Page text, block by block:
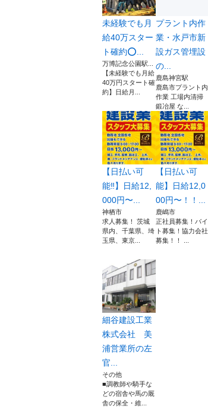
未経験でも月
給40万スター
ト確約️⭕️...
万博記念公園駅...
【未経験でも月給
40万円スタート確
約】日給月...
プラント内作
業・水戸市新
設ガス管埋設
の...
鹿島神宮駅
鹿島市プラント内
作業 工場内清掃
鍛冶屋 な...
【日払い可
能‼️】日給12,
000円〜...
神栖市
求人募集！ 茨城
県内、千葉県、埼
玉県、東京...
【日払い可
能】日給12,0
00円〜！！...
鹿嶋市
正社員募集！バイ
ト募集！協力会社
募集！！ ...
細谷建設工業
株式会社 美
浦営業所の左
官...
その他
■調教師や騎手な
どの宿舎や馬の厩
舎の保全・維...